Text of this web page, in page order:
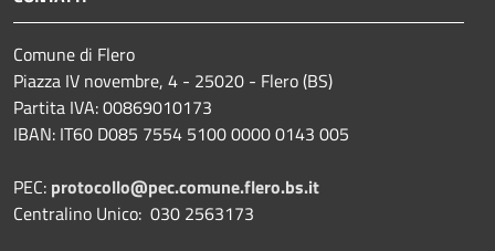
Comune di Flero
Piazza IV novembre, 4 - 25020 - Flero (BS)
Partita IVA: 00869010173
IBAN: IT60 D085 7554 5100 0000 0143 005
PEC: protocollo@pec.comune.flero.bs.it
Centralino Unico: 030 2563173